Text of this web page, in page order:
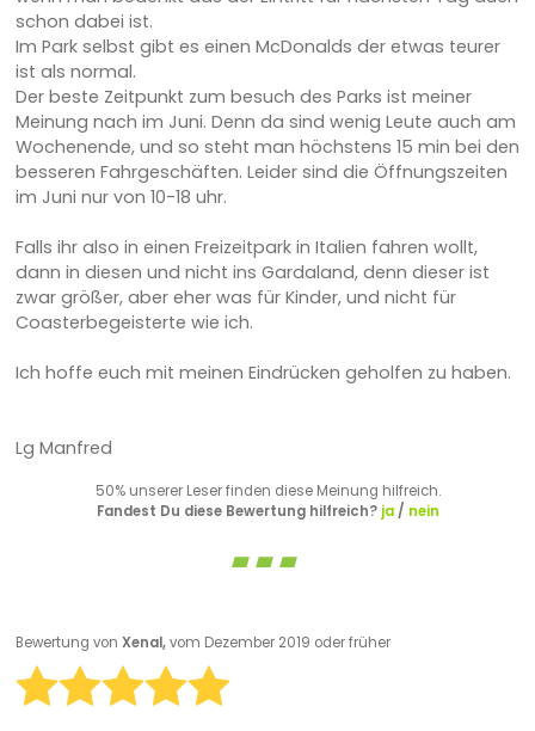
schon dabei ist.
Im Park selbst gibt es einen McDonalds der etwas teurer
ist als normal.
Der beste Zeitpunkt zum besuch des Parks ist meiner
Meinung nach im Juni. Denn da sind wenig Leute auch am
Wochenende, und so steht man höchstens 15 min bei den
besseren Fahrgeschäften. Leider sind die Öffnungszeiten
im Juni nur von 10-18 uhr.
Falls ihr also in einen Freizeitpark in Italien fahren wollt,
dann in diesen und nicht ins Gardaland, denn dieser ist
zwar größer, aber eher was für Kinder, und nicht für
Coasterbegeisterte wie ich.
Ich hoffe euch mit meinen Eindrücken geholfen zu haben.
Lg Manfred
50% unserer Leser finden diese Meinung hilfreich.
Fandest Du diese Bewertung hilfreich? ja/ nein
Bewertung von Xenal,vom Dezember 2019 oder früher